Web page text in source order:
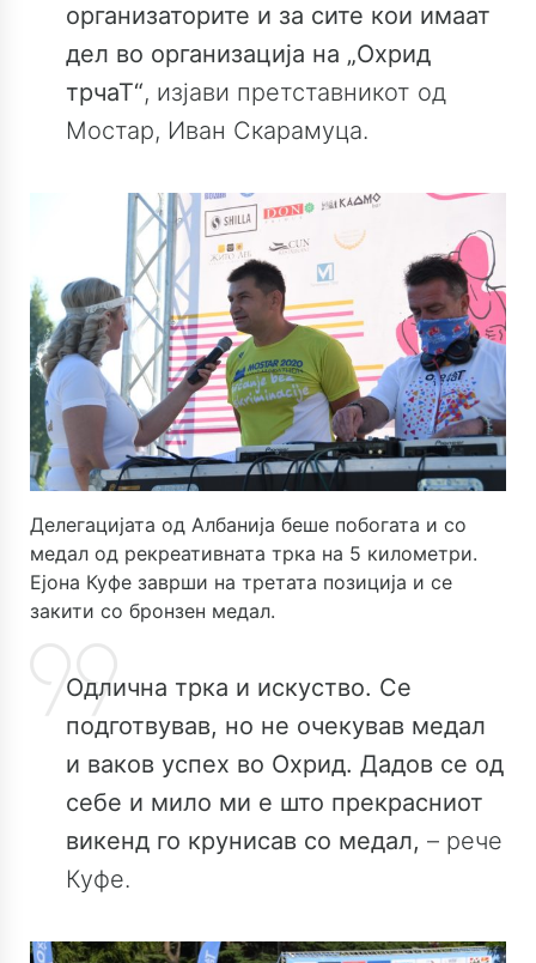
организаторите и за сите кои имаат
дел во организација на „Охрид
трчаТ“, изјави претставникот од
Мостар, Иван Скарамуца.
Делегацијата од Албанија беше побогата и со
медал од рекреативната трка на 5 километри.
Ејона Куфе заврши на третата позиција и се
закити со бронзен медал.
Одлична трка и искуство. Се
подготвував, но не очекував медал
и ваков успех во Охрид. Дадов се од
себе и мило ми е што прекрасниот
викенд го крунисав со медал, – рече
Куфе.